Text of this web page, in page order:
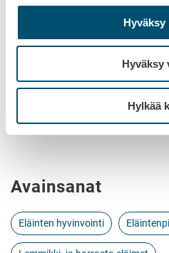
Hyväksy
Hyväksy
Hylkää
Koirien ja kissojen myynti-
tulossa uusia vaatimuksia
Laki eläinten hyvinvoinnista
Avainsanat
Eläinten hyvinvointi